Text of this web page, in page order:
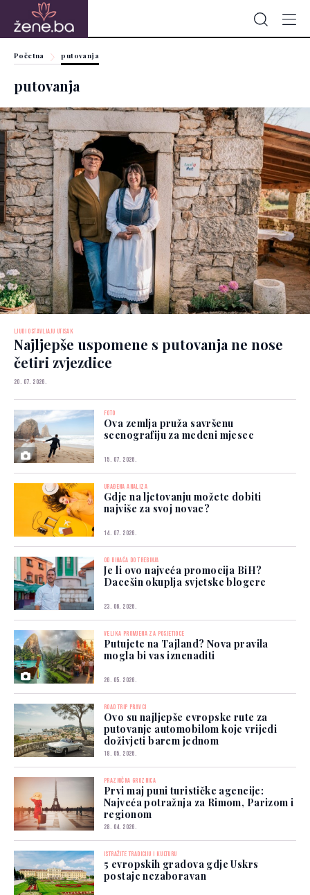
Početna putovanja
putovanja
LJUDI OSTAVLJAJU UTISAK
Najljepše uspomene s putovanja ne nose
četiri zvjezdice
20. 07. 2026.
FOTO
Ova zemlja pruža savršenu
scenografiju za medeni mjesec
15. 07. 2026.
URAĐENA ANALIZA
Gdje na ljetovanju možete dobiti
najviše za svoj novac?
14. 07. 2026.
OD BIHAĆA DO TREBINJA
Je li ovo najveća promocija BiH?
Dacešin okuplja svjetske blogere
23. 06. 2026.
VELIKA PROMJENA ZA POSJETIOCE
Putujete na Tajland? Nova pravila
mogla bi vas iznenaditi
26. 05. 2026.
ROAD TRIP PRAVCI
Ovo su najljepše evropske rute za
putovanje automobilom koje vrijedi
doživjeti barem jednom
18. 05. 2026.
PRAZNIČNA GROZNICA
Prvi maj puni turističke agencije:
Najveća potražnja za Rimom, Parizom i
regionom
28. 04. 2026.
ISTRAŽITE TRADICIJU I KULTURU
5 evropskih gradova gdje Uskrs
postaje nezaboravan